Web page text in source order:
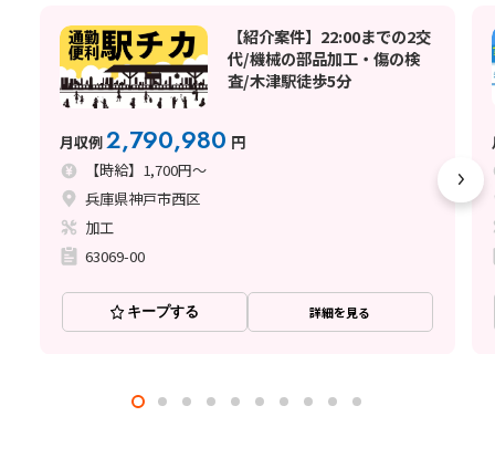
【紹介案件】22:00までの2交
代/機械の部品加工・傷の検
査/木津駅徒歩5分
月収例2,790,980 円
【時給】1,700円～
兵庫県神戸市西区
加工
63069-00
キープする 詳細を見る